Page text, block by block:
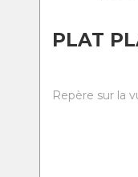
PLAT
Repère sur la